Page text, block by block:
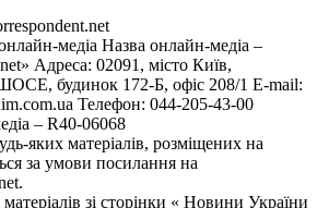
медіа Назва онлайн-медіа –
Адреса: 02091, місто Київ,
будинок 172-Б, офіс 208/1 E-mail:
Телефон: 044-205-43-00
– R40-06068
яких матеріалів, розміщених на
за умови посилання на
зі сторінки « Новини України